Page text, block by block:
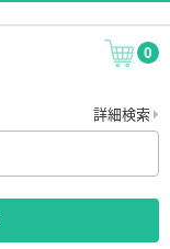
0
詳細検索